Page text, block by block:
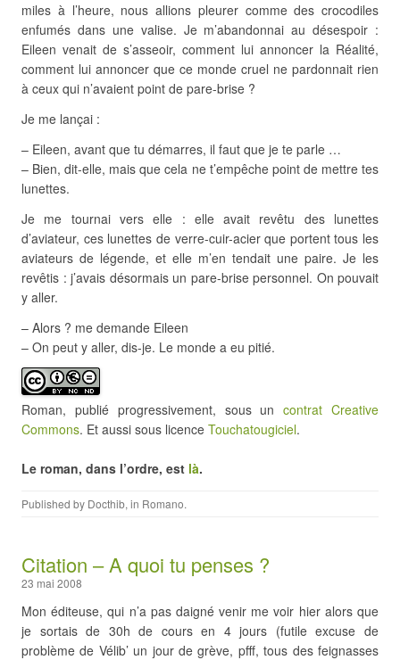
miles à l’heure, nous allions pleurer comme des crocodiles
enfumés dans une valise. Je m’abandonnai au désespoir :
Eileen venait de s’asseoir, comment lui annoncer la Réalité,
comment lui annoncer que ce monde cruel ne pardonnait rien
à ceux qui n’avaient point de pare-brise ?
Je me lançai :
– Eileen, avant que tu démarres, il faut que je te parle …
– Bien, dit-elle, mais que cela ne t’empêche point de mettre tes
lunettes.
Je me tournai vers elle : elle avait revêtu des lunettes
d’aviateur, ces lunettes de verre-cuir-acier que portent tous les
aviateurs de légende, et elle m’en tendait une paire. Je les
revêtis : j’avais désormais un pare-brise personnel. On pouvait
y aller.
– Alors ? me demande Eileen
– On peut y aller, dis-je. Le monde a eu pitié.
Roman, publié progressivement, sous uncontrat Creative
Commons. Et aussi sous licence Touchatougiciel.
Le roman, dans l’ordre, est là.
Published by Docthib, in Romano.
Citation – A quoi tu penses ?
23 mai 2008
Mon éditeuse, qui n’a pas daigné venir me voir hier alors que
je sortais de 30h de cours en 4 jours (futile excuse de
problème de Vélib’ un jour de grève, pfff, tous des feignasses